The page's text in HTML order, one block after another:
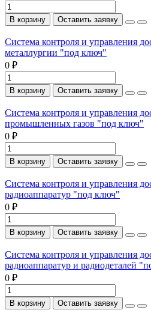
В корзину Оставить заявку
Система контроля и управления
металлургии "под ключ"
0 ₽
В корзину Оставить заявку
Система контроля и управления
промышленных газов "под ключ"
0 ₽
В корзину Оставить заявку
Система контроля и управления
радиоаппаратур "под ключ"
0 ₽
В корзину Оставить заявку
Система контроля и управления
радиоаппаратур и радиодеталей
0 ₽
В корзину Оставить заявку